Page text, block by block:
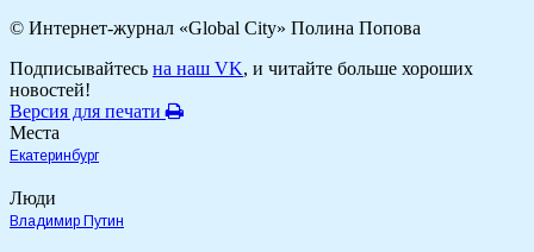
© Интернет-журнал «Global City» Полина Попова
Подписывайтесь на наш VK, и читайте больше хороших
новостей!
Версия для печати
Места
Екатеринбург
Люди
Владимир Путин